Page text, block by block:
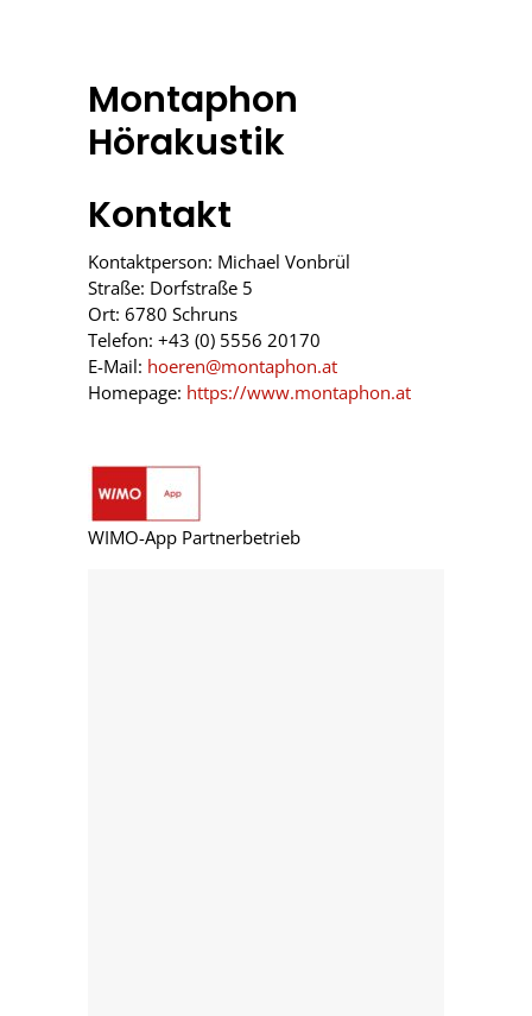
Montaphon
Hörakustik
Kontakt
Kontaktperson: Michael Vonbrül
Straße: Dorfstraße 5
Ort: 6780 Schruns
Telefon: +43 (0) 5556 20170
E-Mail: hoeren@montaphon.at
Homepage: https://www.montaphon.at
WIMO-App Partnerbetrieb